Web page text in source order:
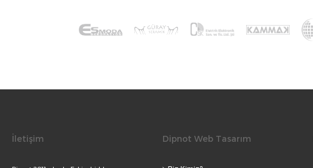
İletişim Dipnot Web Tasarım